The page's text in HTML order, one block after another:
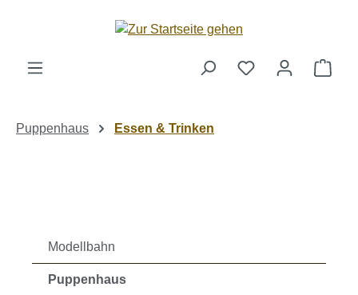
Zum Hauptinhalt springen
Puppenhaus Essen & Trinken
Modellbahn
Puppenhaus